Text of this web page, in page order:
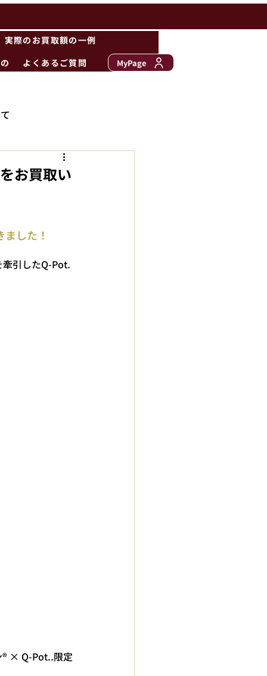
実際のお買取額の一例
よくあるご質問 MyPage
お買取い
した！
牽引した﻿Q-Pot.
® × Q-Pot..限定